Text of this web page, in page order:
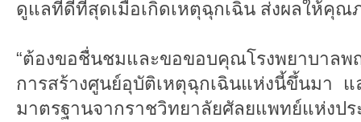
ดูแลที่ดีที่สุดเมื่อเกิดเหตุฉุกเฉิน ส่งผลให้คุ
“ต้องขอชื่นชมและขอขอบคุณโรงพยาบาลพ
การสร้างศูนย์อุบัติเหตุฉุกเฉินแห่งนี้ขึ้นมา
มาตรฐานจากราชวิทยาลัยศัลยแพทย์แห่งปร